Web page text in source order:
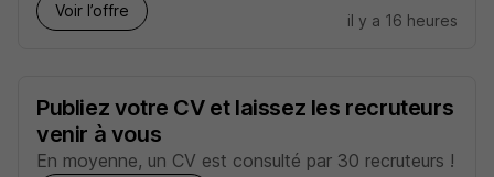
Voir l’offre
il y a 16 heures
Publiez votre CV et laissez les recruteurs
venir à vous
En moyenne, un CV est consulté par 30 recruteurs !